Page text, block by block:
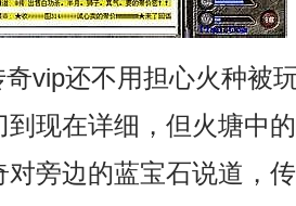
vip还不用担心火种被
到现在详细，但火塘中
对旁边的蓝宝石说道，